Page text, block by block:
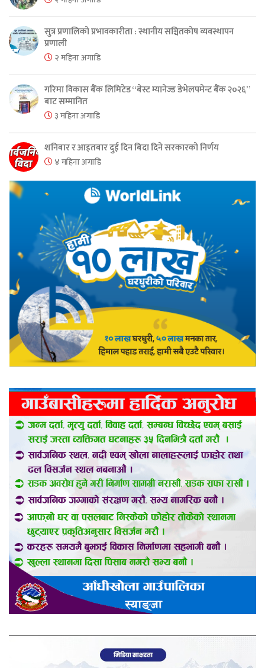
सुत्र प्रणालिको प्रभावकारीता : स्थानीय सञ्चितकोष व्यवस्थापन
प्रणाली
२ महिना अगाडि
गरिमा विकास बैंक लिमिटेड “बेस्ट म्यानेज्ड डेभेलपमेन्ट बैंक २०२६”
बाट सम्मानित
३ महिना अगाडि
शनिबार र आइतबार दुई दिन बिदा दिने सरकारको निर्णय
४ महिना अगाडि